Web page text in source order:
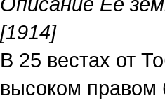
[1914]
В 25 вестах от
высоком правом